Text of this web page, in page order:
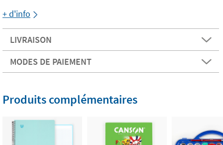
+ d'info
LIVRAISON
MODES DE PAIEMENT
Produits complémentaires